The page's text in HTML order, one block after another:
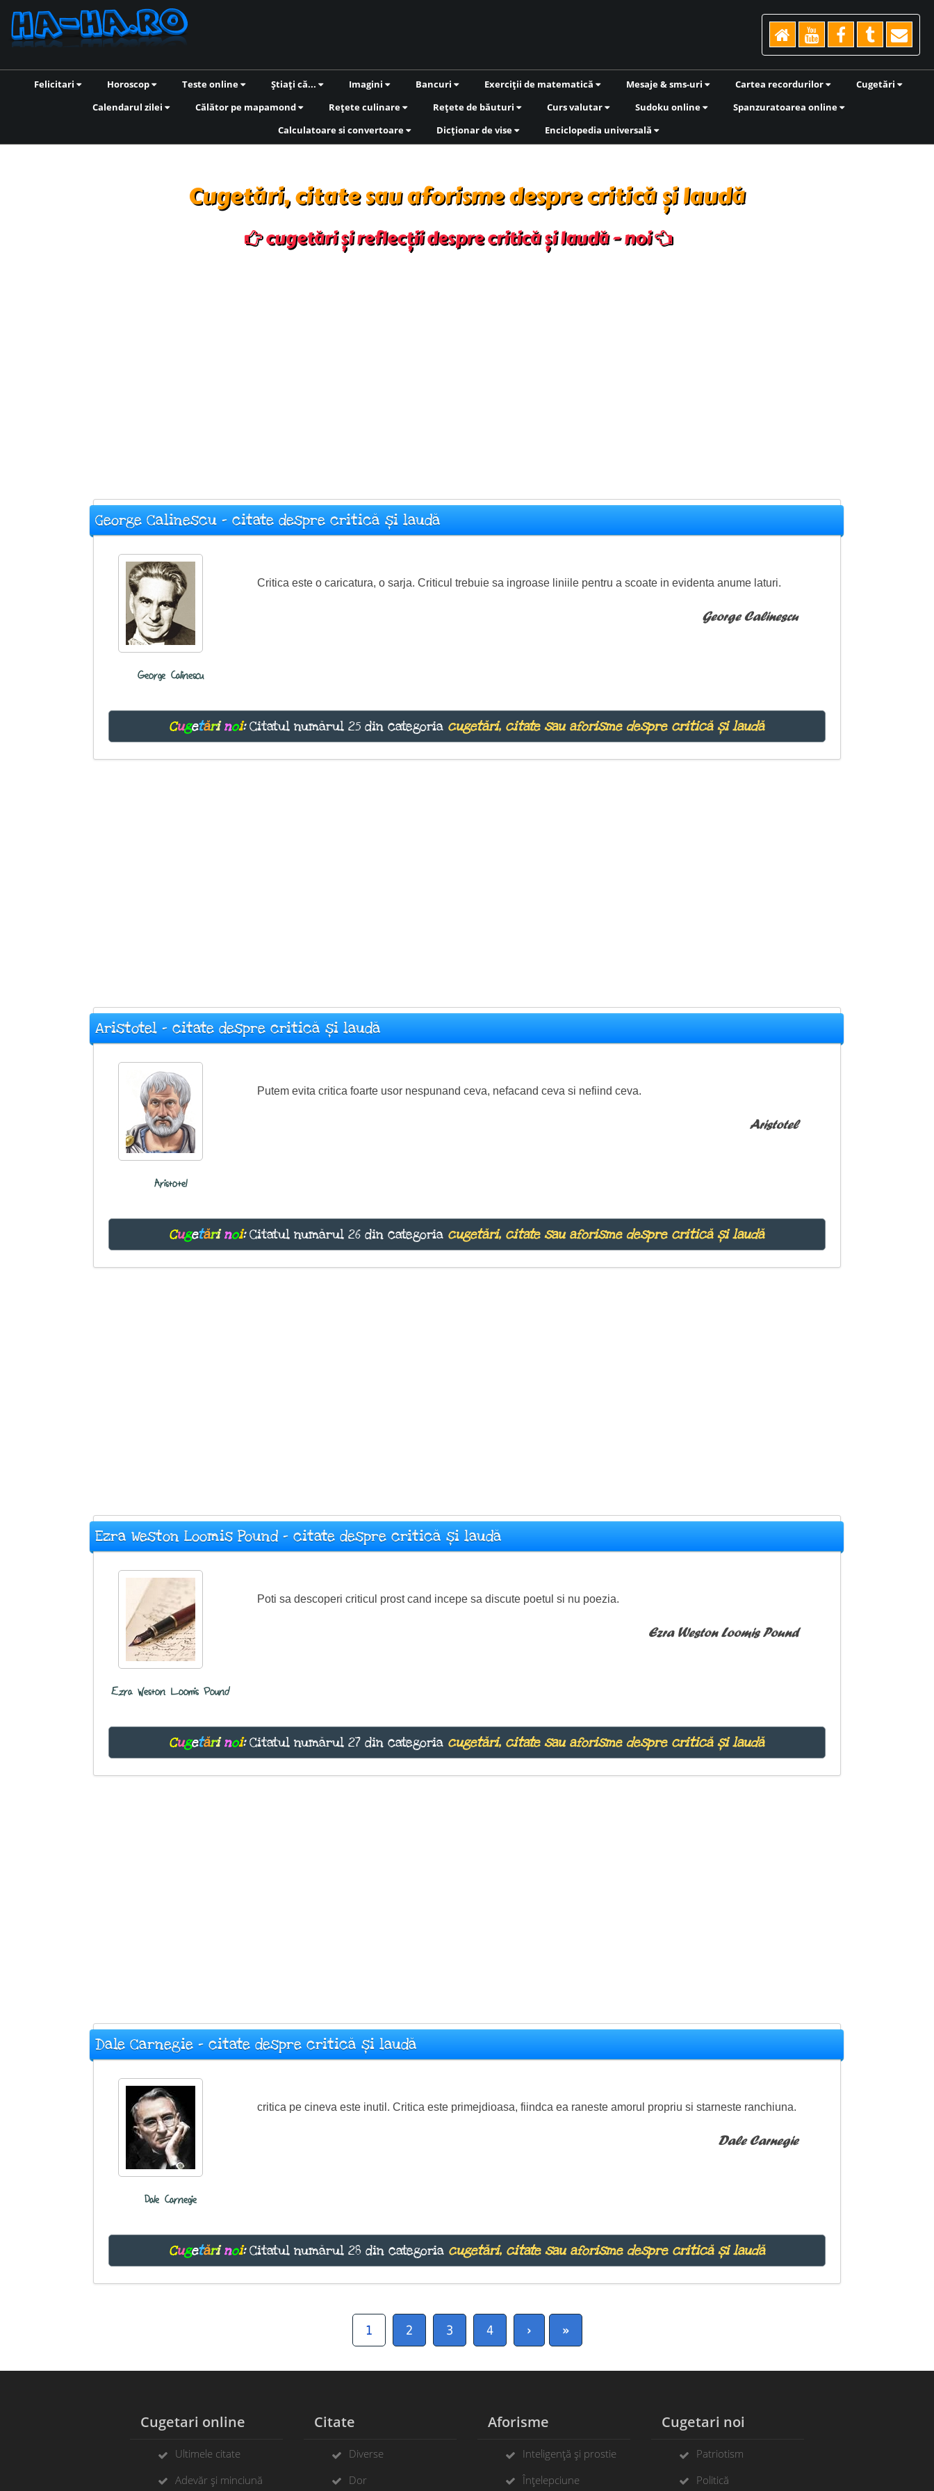
Felicitari Horoscop Teste online Știați că... Imagini Bancuri Exerciții de matematică Mesaje & sms-uri Cartea recordurilor
Cugetări
Calendarul zilei
Călător pe mapamond Rețete culinare Rețete de băuturi Curs valutar Sudoku online
Spanzuratoarea online
Calculatoare si convertoare
Dicționar de vise Enciclopedia universală
Cugetări, citate sau aforisme despre critică și laudă
cugetări și reflecții despre critică și laudă - noi
George Calinescu - citate despre critică și laudă
George Calinescu
Critica este o caricatura, o sarja. Criticul trebuie sa ingroase liniile pentru a scoate in evidenta anume laturi.
George Calinescu
Cugetări noi:Citatul numărul 25 din categoria cugetări, citate sau aforisme despre critică și laudă
Aristotel - citate despre critică și laudă
Aristotel
Putem evita critica foarte usor nespunand ceva, nefacand ceva si nefiind ceva.
Aristotel
Cugetări noi:Citatul numărul 26 din categoria cugetări, citate sau aforisme despre critică și laudă
Ezra Weston Loomis Pound - citate despre critică și laudă
Ezra Weston Loomis Pound
Poti sa descoperi criticul prost cand incepe sa discute poetul si nu poezia.
Ezra Weston Loomis Pound
Cugetări noi:Citatul numărul 27 din categoria cugetări, citate sau aforisme despre critică și laudă
Dale Carnegie - citate despre critică și laudă
Dale Carnegie
critica pe cineva este inutil. Critica este primejdioasa, fiindca ea raneste amorul propriu si starneste ranchiuna.
Dale Carnegie
Cugetări noi:Citatul numărul 28 din categoria cugetări, citate sau aforisme despre critică și laudă
1 2 3 4 › »
Cugetari online
Ultimele citate
Adevăr și minciună
Citate
Diverse
Dor
Aforisme
Inteligență și prostie
Înțelepciune
Cugetari noi
Patriotism
Politică